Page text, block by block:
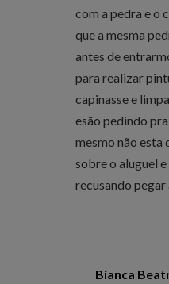
com a pedra e o
que a mesma
antes de
para realizar
capinasse e
esão pedindo
mesmo não esta
sobre o aluguel
recusando pegar
Bianca